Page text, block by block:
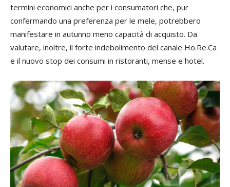
termini economici anche per i consumatori che, pur
confermando una preferenza per le mele, potrebbero
manifestare in autunno meno capacità di acquisto. Da
valutare, inoltre, il forte indebolimento del canale Ho.Re.Ca
e il nuovo stop dei consumi in ristoranti, mense e hotel.